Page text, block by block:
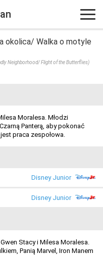
okolica/ Walka o motyle
Neighborhood/ Flight of the Butterflies)
Moralesa. Młodzi
Panterą, aby pokonać
praca zespołowa.
Disney Junior
Disney Junior
Stacy i Milesa Moralesa.
Panią Marvel, Iron Manem